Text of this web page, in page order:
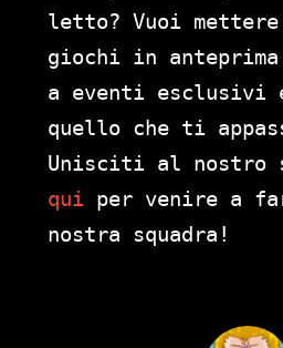
letto? Vuoi
giochi in
a eventi esclusivi
quello che ti
Unisciti al nostro
qui per venire a
nostra squadra!